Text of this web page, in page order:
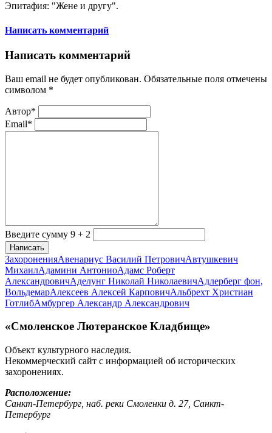
Эпитафия: "Жене и другу".
Написать комментарий
Написать комментарий
Ваш email не будет опубликован. Обязательные поля отмечены
символом *
Автор*
Email*
Введите сумму 9 + 2
Написать
ЗахороненияАвенариус Василий ПетровичАвтушкевич
МихаилАдамини АнтониоАдамс Роберт
АлександровичАделунг Николай НиколаевичАдлерберг фон,
ВольдемарАлексеев Алексей КарповичАльбрехт Христиан
ГотлибАмбургер Александр Александрович
«Смоленское Лютеранское Кладбище»
Объект культурного наследия.
Некоммерческий сайт с информацией об исторических
захоронениях.
Расположение:
Санкт-Петербург, наб. реки Смоленки д. 27, Санкт-
Петербург